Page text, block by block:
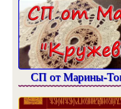
СП от Марины-